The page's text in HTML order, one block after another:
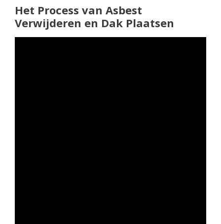
Het Process van Asbest
Verwijderen en Dak Plaatsen